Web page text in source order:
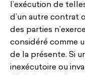
l’exécution de
d’un autre contrat
des parties
considéré comme
de la présente. Si
inexécutoire ou